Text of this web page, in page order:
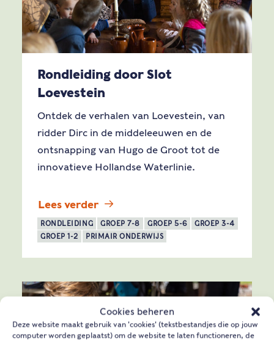
Cookies beheren
Deze website maakt gebruik van 'cookies' (tekstbestandjes die op jouw
computer worden geplaatst) om de website te laten functioneren, de
Rondleiding door Slot
Loevestein
Ontdek de verhalen van Loevestein, van
ridder Dirc in de middeleeuwen en de
ontsnapping van Hugo de Groot tot de
innovatieve Hollandse Waterlinie.
Lees verder
RONDLEIDING GROEP 7-8 GROEP 5-6
GROEP 3-4
GROEP 1-2
PRIMAIR ONDERWIJS